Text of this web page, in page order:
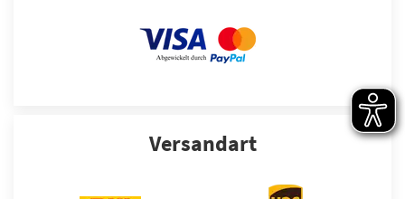
Versandart